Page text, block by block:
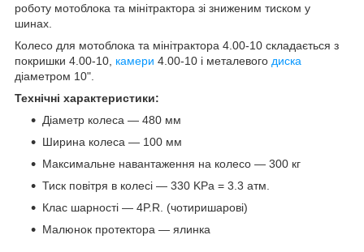
роботу мотоблока та мінітрактора зі зниженим тиском у
шинах.
Колесо для мотоблока та мінітрактора 4.00-10 складається з
покришки 4.00-10, камери 4.00-10 і металевого диска
діаметром 10".
Технічні характеристики:
Діаметр колеса — 480 мм
Ширина колеса — 100 мм
Максимальне навантаження на колесо — 300 кг
Тиск повітря в колесі — 330 KPa = 3.3 атм.
Клас шарності — 4P.R. (чотиришарові)
Малюнок протектора — ялинка